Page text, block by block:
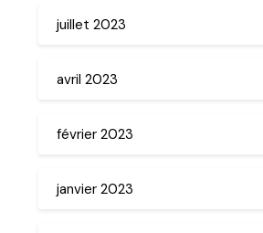
juillet 2023
avril 2023
février 2023
janvier 2023